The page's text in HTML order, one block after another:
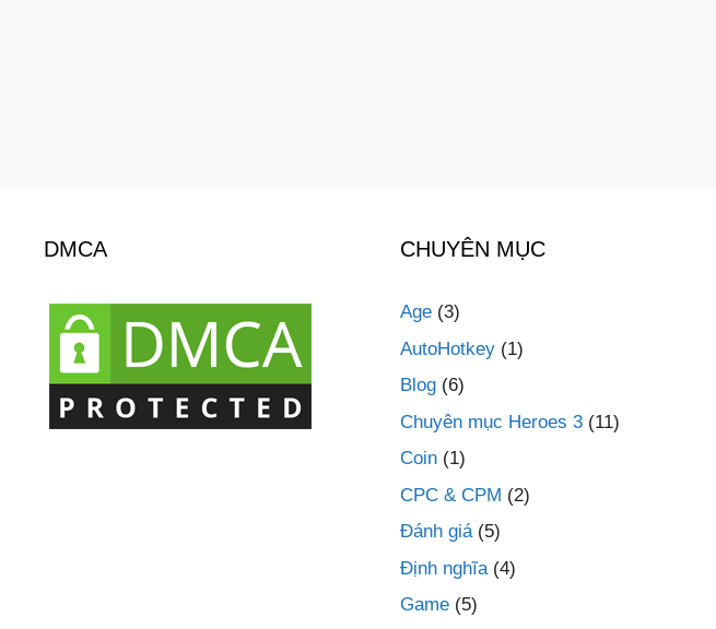
DMCA CHUYÊN MỤC
Age (3)
AutoHotkey (1)
Blog (6)
Chuyên mục Heroes 3 (11)
Coin (1)
CPC & CPM (2)
Đánh giá(5)
Định nghĩa (4)
Game (5)